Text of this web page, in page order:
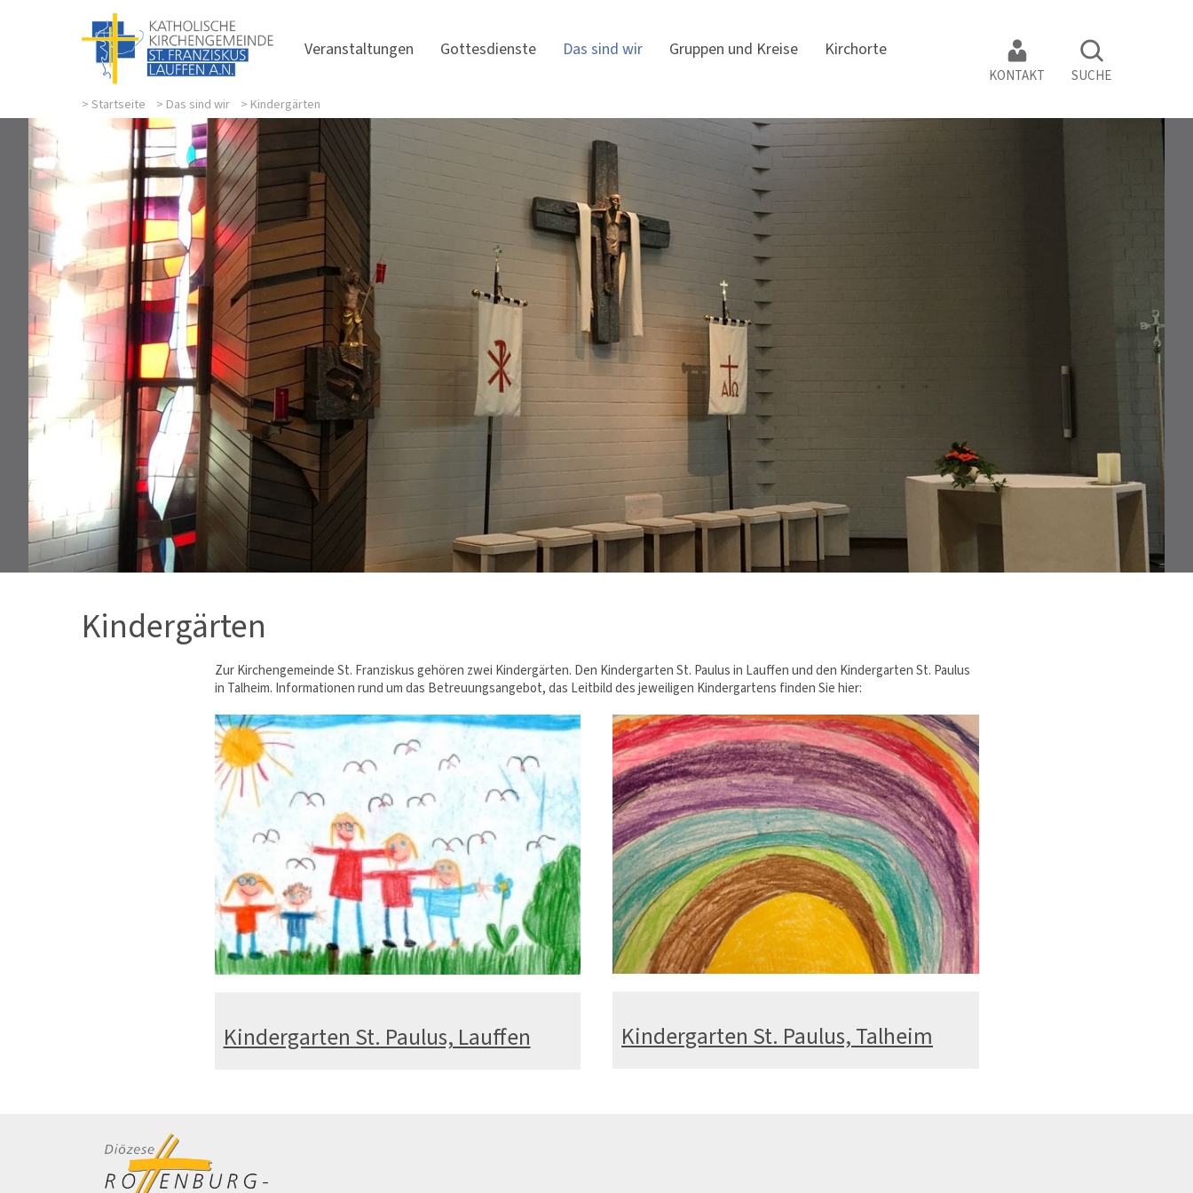
Veranstaltungen Gottesdienste Das sind wir Gruppen und Kreise Kirchorte
KONTAKT SUCHE
> Startseite > Das sind wir > Kindergärten
Kindergärten
Zur Kirchengemeinde St. Franziskus gehören zwei Kindergärten. Den Kindergarten St. Paulus in Lauffen und den Kindergarten St. Paulus
in Talheim. Informationen rund um das Betreuungsangebot, das Leitbild des jeweiligen Kindergartens finden Sie hier:
Kindergarten St. Paulus, Lauffen Kindergarten St. Paulus, Talheim